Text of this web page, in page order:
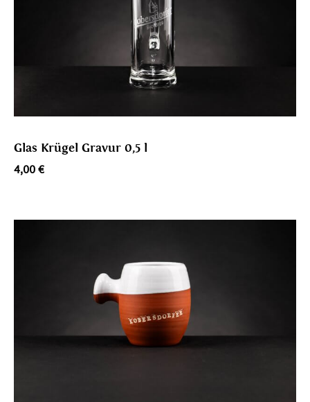
Glas Krügel Gravur 0,5 l
4,00 €